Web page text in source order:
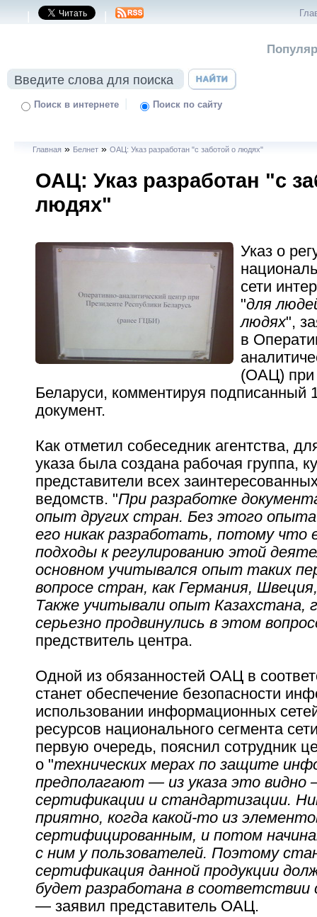
| |
Поиск в интернете | Поиск по сайту
Главная » Белнет »ОАЦ: Указ разработан "с заботой о людях"
ОАЦ: Указ разработан "с
людях"
Указ о
сети
"для
людях",
в
(ОАЦ) при
Беларуси, комментируя подписанный
документ.
Как отметил собеседник агентства,
указа была создана рабочая группа,
представители всех
ведомств. "При разработке
опыт других стран. Без этого
его никак разработать, потому что
подходы к регулированию этой
основном учитывался опыт таких
вопросе стран, как Германия,
Также учитывали опыт Казахстана,
серьезно продвинулись в этом
предствитель центра.
Одной из обязанностей ОАЦ в
станет обеспечение безопасности
использовании информационных
ресурсов национального сегмента
первую очередь, пояснил сотрудник
о "технических мерах по защите
предполагают — из указа это видно
сертификации и стандартизации.
приятно, когда какой-то из
сертифицированным, и потом
с ним у пользователей. Поэтому
сертификация данной продукции
будет разработана в соответствии
— заявил представитель ОАЦ.